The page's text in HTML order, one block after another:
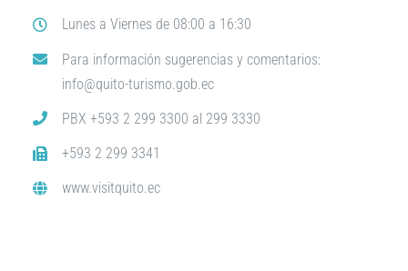
Lunes a Viernes de 08:00 a 16:30
Para información sugerencias y comentarios:
info@quito-turismo.gob.ec
PBX +593 2 299 3300 al 299 3330
+593 2 299 3341
www.visitquito.ec